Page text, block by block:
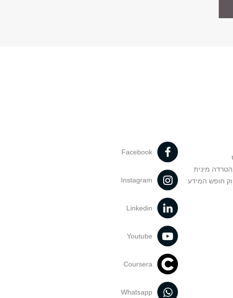
מינית
חופש המידע
Facebook
Instagram
Linkedin
Youtube
Coursera
Whatsapp